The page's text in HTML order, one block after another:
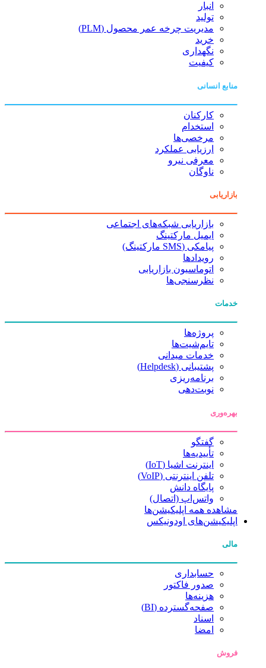
انبار
تولید
مدیریت چرخه عمر محصول (PLM)
خرید
نگهداری
کیفیت
منابع انسانی
کارکنان
استخدام
مرخصی‌ها
ارزیابی عملکرد
معرفی نیرو
ناوگان
بازاریابی
بازاریابی شبکه‌های اجتماعی
ایمیل مارکتینگ
پیامکی (SMS مارکتینگ)
رویدادها
اتوماسیون بازاریابی
نظرسنجی‌ها
خدمات
پروژه‌ها
تایم‌شیت‌ها
خدمات میدانی
پشتیبانی (Helpdesk)
برنامه‌ریزی
نوبت‌دهی
بهره‌وری
گفتگو
تأییدیه‌ها
اینترنت اشیا (IoT)
تلفن اینترنتی (VoIP)
پایگاه دانش
واتس‌اپ (اتصال)
مشاهده همه اپلیکیشن‌ها
اپلیکیشن‌های اودونیکس
مالی
حسابداری
صدور فاکتور
هزینه‌ها
صفحه‌گسترده (BI)
اسناد
امضا
فروش